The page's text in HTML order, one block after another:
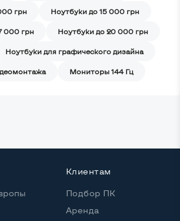
грн Ноутбуки до 15 000 грн
000 грн Ноутбуки до 20 000 грн
Ноутбуки для графического дизайна
Мониторы 144 Гц
Клиентам
Подбор ПК
Аренда